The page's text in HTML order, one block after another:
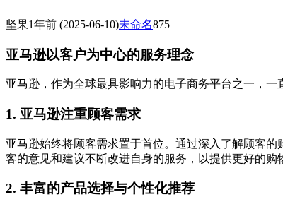
坚果1年前 (2025-06-10)未命名875
亚马逊以客户为中心的服务理念
亚马逊，作为全球最具影响力的电子商务平台之一，
1. 亚马逊注重顾客需求
亚马逊始终将顾客需求置于首位。通过深入了解顾客
客的意见和建议不断改进自身的服务，以提供更好的购
2. 丰富的产品选择与个性化推荐